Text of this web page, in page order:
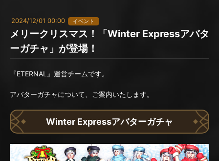
2024/12/01 00:00 イベント
メリークリスマス！「Winter Expressアバタ
ーガチャ」が登場！
『ETERNAL』運営チームです。
アバターガチャについて、ご案内いたします。
Winter Expressアバターガチャ